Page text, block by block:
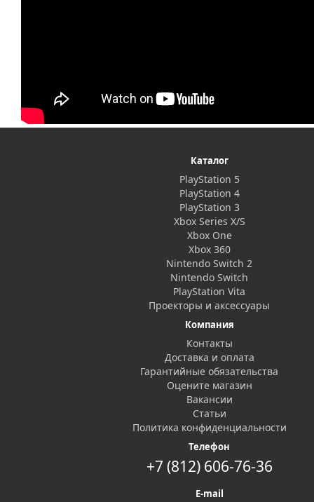
Каталог
PlayStation 5
PlayStation 4
PlayStation 3
Xbox Series X/S
Xbox One
Xbox 360
Nintendo Switch 2
Nintendo Switch
PlayStation Vita
Проекторы и аксессуары
Компания
Контакты
Доставка и оплата
Гарантийные обязательства
Оцените магазин
Вакансии
Статьи
Политика конфиденциальности
Телефон
+7 (812) 606-76-36
E-mail